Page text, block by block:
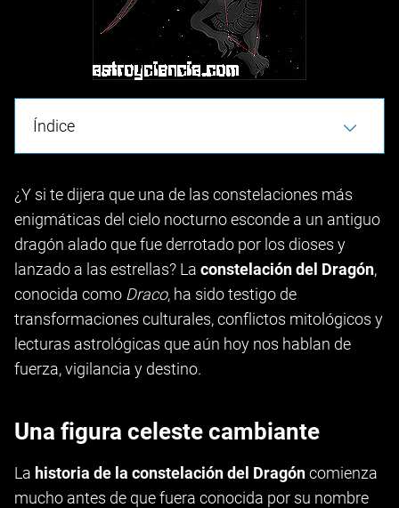
Índice
¿Y si te dijera que una de las constelaciones más
enigmáticas del cielo nocturno esconde a un antiguo
dragón alado que fue derrotado por los dioses y
lanzado a las estrellas? La constelación del Dragón,
conocida como Draco, ha sido testigo de
transformaciones culturales, conflictos mitológicos y
lecturas astrológicas que aún hoy nos hablan de
fuerza, vigilancia y destino.
Una figura celeste cambiante
La historia de la constelación del Dragóncomienza
mucho antes de que fuera conocida por su nombre